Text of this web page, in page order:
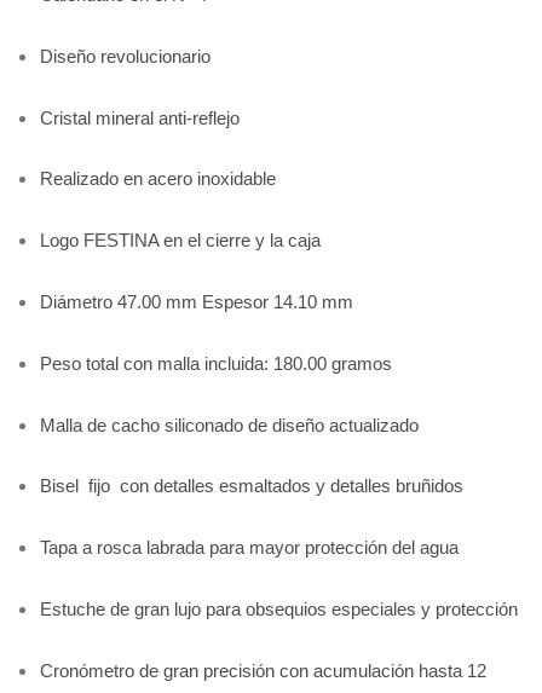
Diseño revolucionario
Cristal mineral anti-reflejo
Realizado en acero inoxidable
Logo FESTINA en el cierre y la caja
Diámetro 47.00 mm Espesor 14.10 mm
Peso total con malla incluida: 180.00 gramos
Malla de cacho siliconado de diseño actualizado
Bisel fijo con detalles esmaltados y detalles bruñidos
Tapa a rosca labrada para mayor protección del agua
Estuche de gran lujo para obsequios especiales y protección
Cronómetro de gran precisión con acumulación hasta 12